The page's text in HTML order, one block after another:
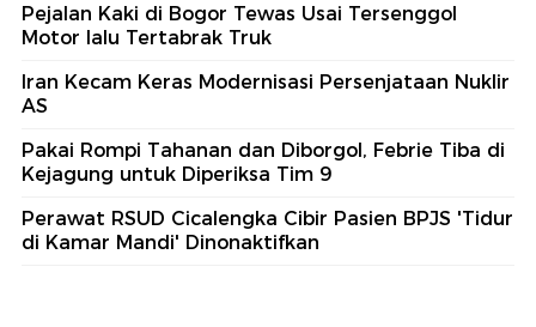
Pejalan Kaki di Bogor Tewas Usai Tersenggol
Motor lalu Tertabrak Truk
Iran Kecam Keras Modernisasi Persenjataan Nuklir
AS
Pakai Rompi Tahanan dan Diborgol, Febrie Tiba di
Kejagung untuk Diperiksa Tim 9
Perawat RSUD Cicalengka Cibir Pasien BPJS 'Tidur
di Kamar Mandi' Dinonaktifkan